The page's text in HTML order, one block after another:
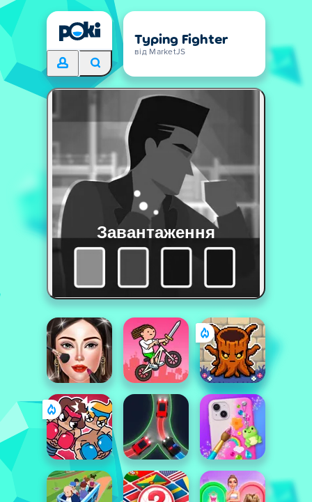
Typing Fighter
від MarketJS
Завантаження